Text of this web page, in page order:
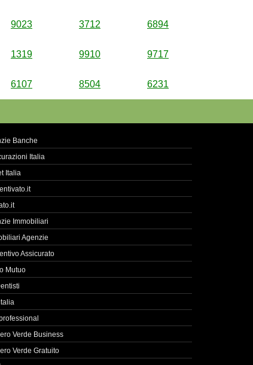
9023 3712 6894
1319 9910 9717
6107 8504 6231
Banche
Italia
Italia
Immobiliari
Agenzie
Assicurato
Mutuo
Verde Business
Verde Gratuito